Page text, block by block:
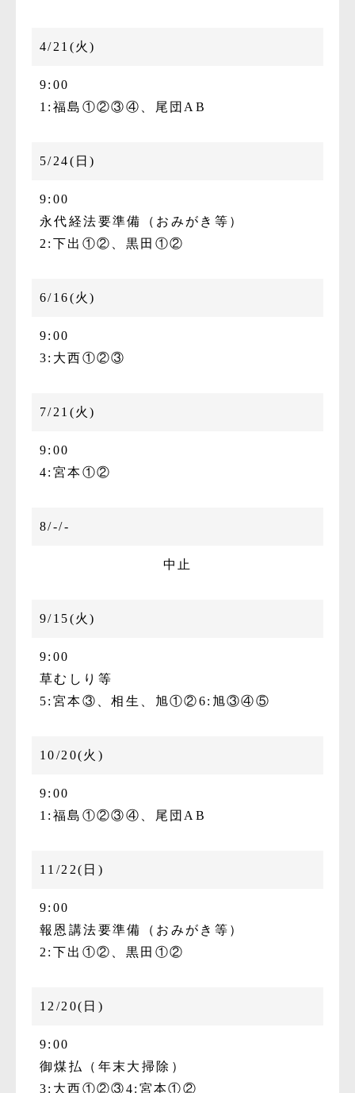
4/21(火)
9:00
1:福島①②③④、尾団AB
5/24(日)
9:00
永代経法要準備（おみがき等）
2:下出①②、黒田①②
6/16(火)
9:00
3:大西①②③
7/21(火)
9:00
4:宮本①②
8/-/-
中止
9/15(火)
9:00
草むしり等
5:宮本③、相生、旭①②6:旭③④⑤
10/20(火)
9:00
1:福島①②③④、尾団AB
11/22(日)
9:00
報恩講法要準備（おみがき等）
2:下出①②、黒田①②
12/20(日)
9:00
御煤払（年末大掃除）
3:大西①②③4:宮本①②